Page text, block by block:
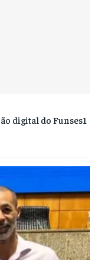
digital do Funses1